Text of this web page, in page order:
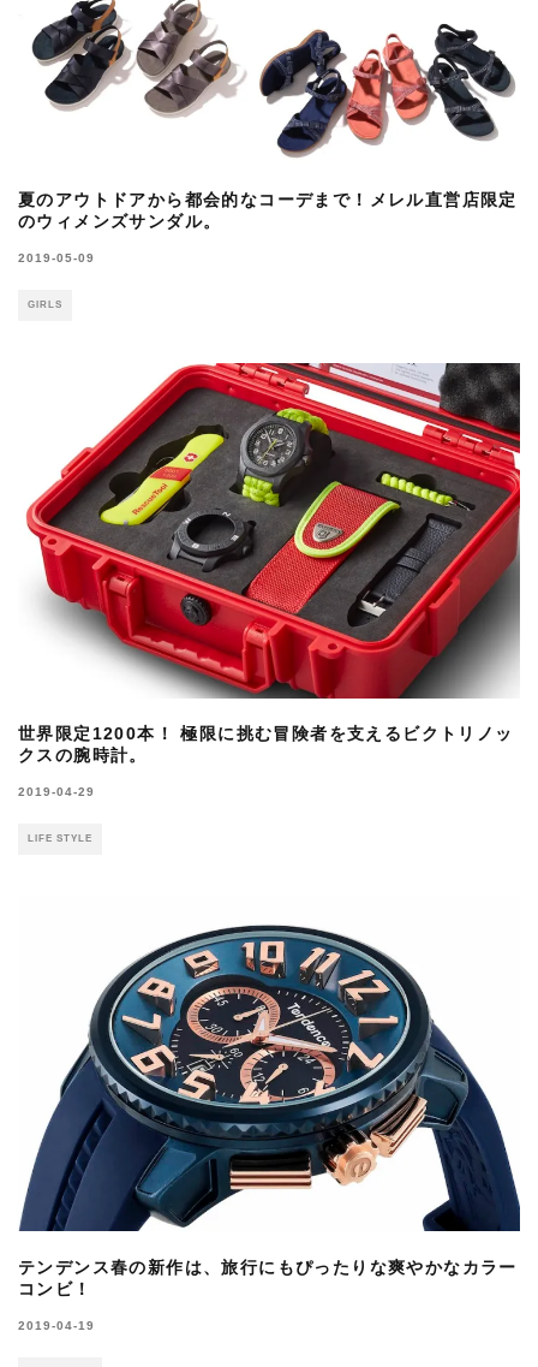
夏のアウトドアから都会的なコーデまで！メレル直営店限定
のウィメンズサンダル。
2019-05-09
GIRLS
世界限定1200本！ 極限に挑む冒険者を支えるビクトリノッ
クスの腕時計。
2019-04-29
LIFE STYLE
テンデンス春の新作は、旅行にもぴったりな爽やかなカラー
コンビ！
2019-04-19